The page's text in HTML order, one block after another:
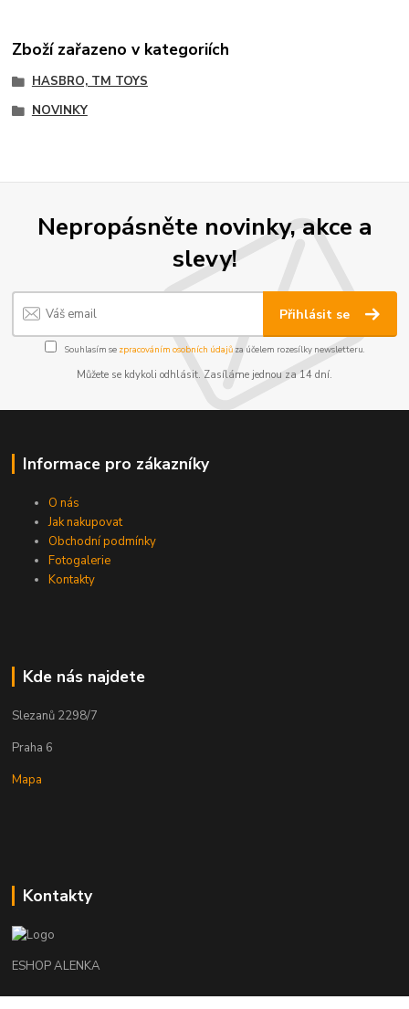
Zboží zařazeno v kategoriích
HASBRO, TM TOYS
NOVINKY
Nepropásněte novinky, akce a
slevy!
Přihlásit se
Souhlasím se zpracováním osobních údajůza účelem rozesílky newsletteru.
Můžete se kdykoli odhlásit. Zasíláme jednou za 14 dní.
Informace pro zákazníky
O nás
Jak nakupovat
Obchodní podmínky
Fotogalerie
Kontakty
Kde nás najdete
Slezanů 2298/7
Praha 6
Mapa
Kontakty
ESHOP ALENKA